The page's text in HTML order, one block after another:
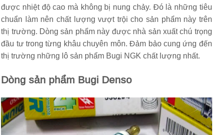
được nhiệt độ cao mà không bị nung chảy. Đó là những tiêu
chuẩn làm nên chất lượng vượt trội cho sản phẩm này trên
thị trường. Dòng sản phẩm này được nhà sản xuất chú trọng
đầu tư trong từng khâu chuyên môn. Đảm bảo cung ứng đến
thị trường những lô sản phẩm Bugi NGK chất lượng nhất.
Dòng sản phẩm Bugi Denso